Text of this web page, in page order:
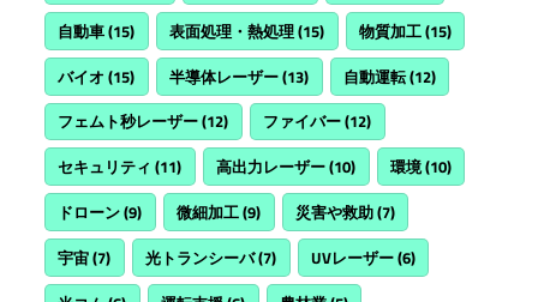
自動車(15) 表面処理・熱処理(15) 物質加工(15)
バイオ (15) 半導体レーザー(13) 自動運転(12)
フェムト秒レーザー(12) ファイバー(12)
セキュリティ (11) 高出力レーザー(10) 環境(10)
ドローン(9) 微細加工(9) 災害や救助(7)
宇宙(7) 光トランシーバ(7) UVレーザー(6)